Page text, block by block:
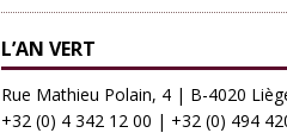
L’AN VERT
Rue Mathieu Polain, 4 | B-4020
+32 (0) 4 342 12 00 | +32 (0) 494